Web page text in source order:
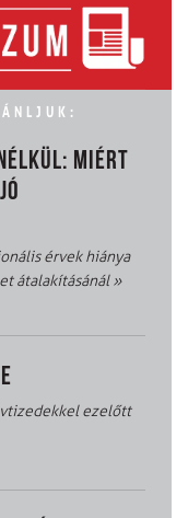
MIÉRT
érvek hiánya
átalakításánál»
ezelőtt